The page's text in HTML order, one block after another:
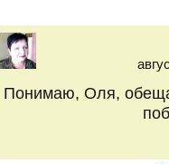
Понимаю, Оля,